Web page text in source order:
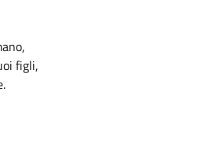
figli,